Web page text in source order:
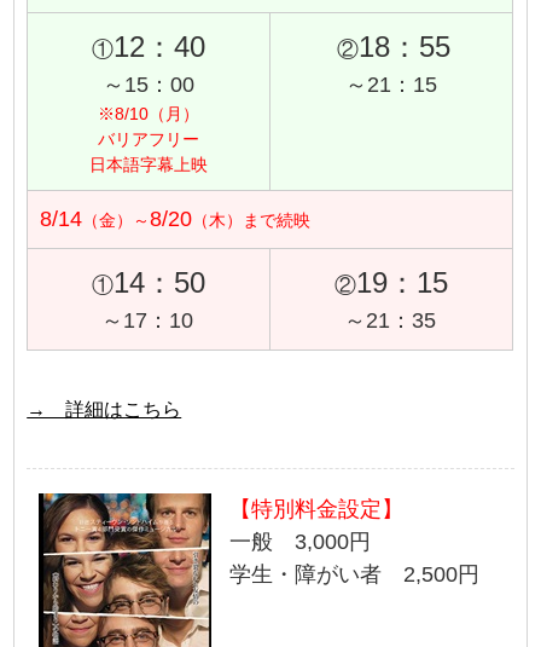
①12：40
～15：00
※8/10（月）
バリアフリー
日本語字幕上映
②18：55
～21：15
8/14 （金）～8/20 （木）まで続映
①14：50
～17：10
②19：15
～21：35
→ 詳細はこちら
【特別料金設定】
一般 3,000円
学生・障がい者 2,500円